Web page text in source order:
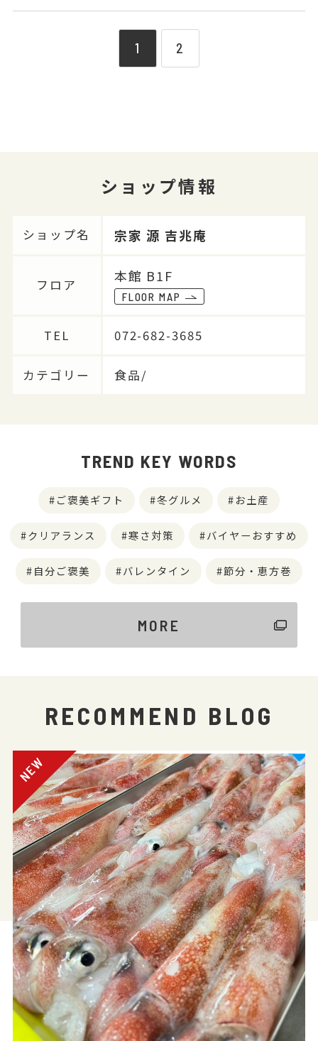
1 2
ショップ情報
ショップ名 宗家 源 吉兆庵
フロア
本館 B1F
FLOOR MAP
TEL 072-682-3685
カテゴリー 食品/
TREND KEY WORDS
ご褒美ギフト 冬グルメ お土産
クリアランス 寒さ対策 バイヤーおすすめ
自分ご褒美 バレンタイン 節分・恵方巻
MORE
RECOMMEND BLOG